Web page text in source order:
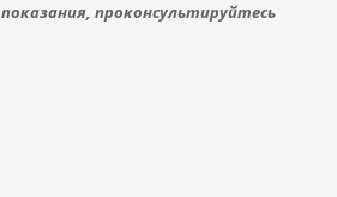
проконсультируйтесь